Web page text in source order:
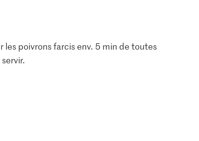
les poivrons farcis env. 5 min de toutes